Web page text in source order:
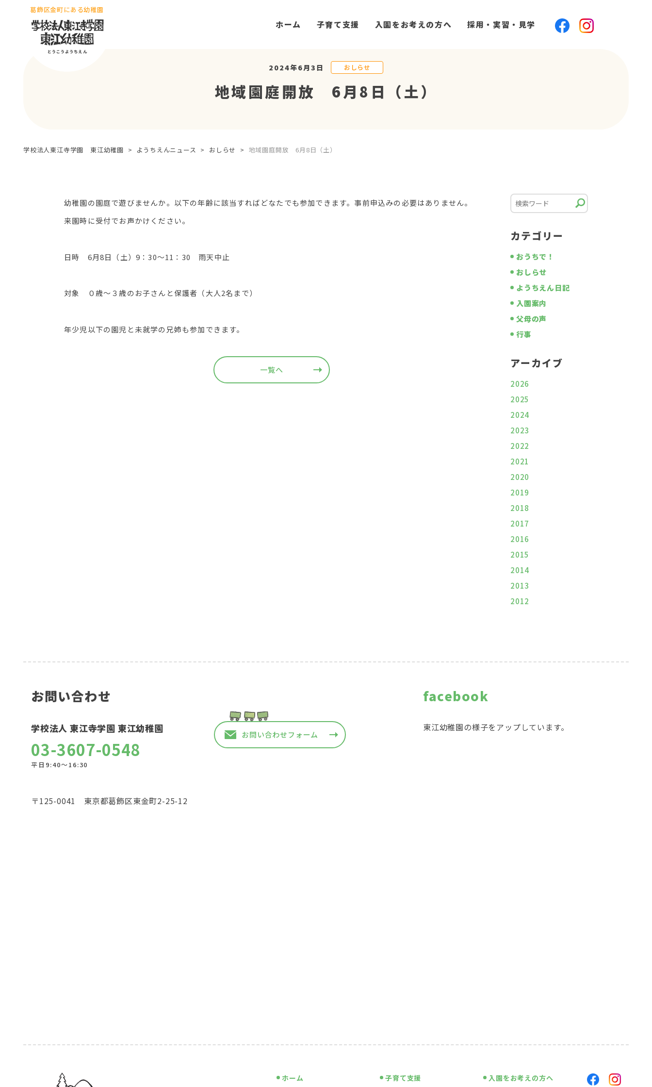
葛飾区金町にある幼稚園
ホーム 子育て支援 入園をお考えの方へ 採用・実習・見学
2024年6月3日 おしらせ
地域園庭開放 6月8日（土）
学校法人東江寺学園 東江幼稚園 > ようちえんニュース > おしらせ > 地域園庭開放 6月8日（土）
幼稚園の園庭で遊びませんか。以下の年齢に該当すればどなたでも参加できます。事前申込みの必要はありません。
来園時に受付でお声かけください。
日時 6月8日（土）9：30～11：30 雨天中止
対象 ０歳～３歳のお子さんと保護者（大人2名まで）
年少児以下の園児と未就学の兄姉も参加できます。
一覧へ
カテゴリー
おうちで！
おしらせ
ようちえん日記
入園案内
父母の声
行事
アーカイブ
2026
2025
2024
2023
2022
2021
2020
2019
2018
2017
2016
2015
2014
2013
2012
お問い合わせ
学校法人 東江寺学園 東江幼稚園
03-3607-0548
平日9:40〜16:30
お問い合わせフォーム
〒125-0041 東京都葛飾区東金町2-25-12
facebook
東江幼稚園の様子をアップしています。
ホーム 子育て支援 入園をお考えの方へ